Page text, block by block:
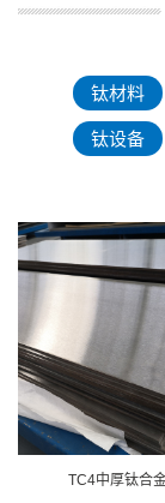
钛材料
钛设备
TC4中厚钛合